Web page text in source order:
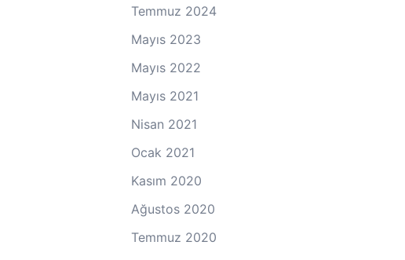
Temmuz 2024
Mayıs 2023
Mayıs 2022
Mayıs 2021
Nisan 2021
Ocak 2021
Kasım 2020
Ağustos 2020
Temmuz 2020